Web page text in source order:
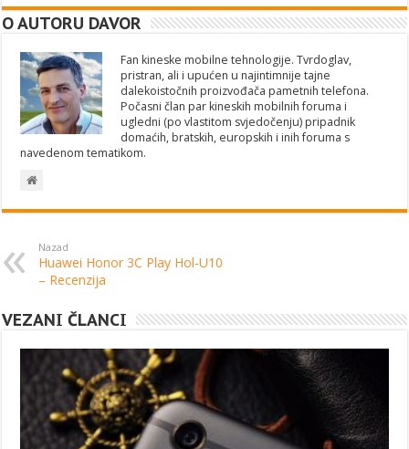
O AUTORU DAVOR
Fan kineske mobilne tehnologije. Tvrdoglav,
pristran, ali i upućen u najintimnije tajne
dalekoistočnih proizvođača pametnih telefona.
Počasni član par kineskih mobilnih foruma i
ugledni (po vlastitom svjedočenju) pripadnik
domaćih, bratskih, europskih i inih foruma s
navedenom tematikom.
Nazad
Huawei Honor 3C Play Hol-U10
– Recenzija
VEZANI ČLANCI